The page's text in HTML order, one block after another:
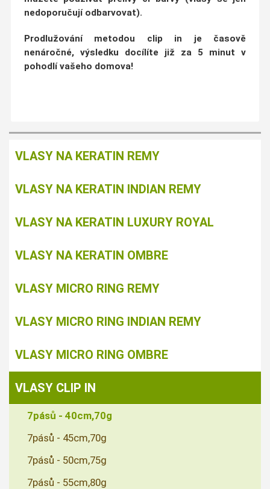
nedoporučují odbarvovat).
Prodlužování metodou clip in je časově
nenáročné, výsledku docílíte již za 5 minut v
pohodlí vašeho domova!
VLASY NA KERATIN REMY
VLASY NA KERATIN INDIAN REMY
VLASY NA KERATIN LUXURY ROYAL
VLASY NA KERATIN OMBRE
VLASY MICRO RING REMY
VLASY MICRO RING INDIAN REMY
VLASY MICRO RING OMBRE
VLASY CLIP IN
7pásů - 40cm,70g
7pásů - 45cm,70g
7pásů - 50cm,75g
7pásů - 55cm,80g